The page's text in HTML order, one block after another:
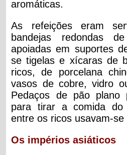
aromáticas.
As refeições eram
bandejas redondas
apoiadas em suportes
se tigelas e xícaras de
ricos, de porcelana
vasos de cobre, vidro
Pedaços de pão plano
para tirar a comida do
entre os ricos usavam-
Os impérios asiáticos